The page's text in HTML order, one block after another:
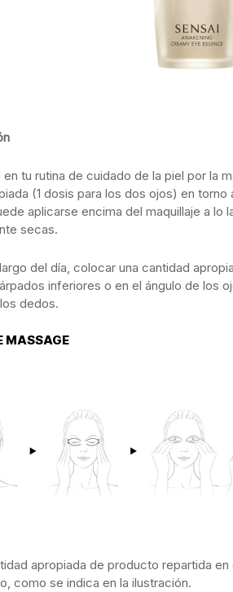
tu rutina de cuidado de la piel por la
(1 dosis para los dos ojos) en
aplicarse encima del maquillaje a lo
secas.
del día, colocar una cantidad
inferiores o en el ángulo de los
dedos.
MASSAGE
apropiada de producto repartida
como se indica en la ilustración.